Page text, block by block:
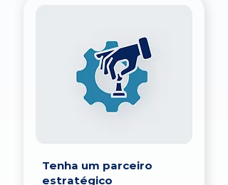
Tenha um parceiro
estratégico